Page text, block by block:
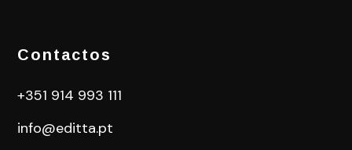
Contactos
+351 914 993 111
info@editta.pt